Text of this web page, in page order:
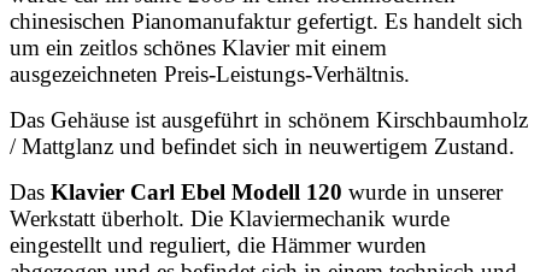
chinesischen Pianomanufaktur gefertigt. Es handelt sich
um ein zeitlos schönes Klavier mit einem
ausgezeichneten Preis-Leistungs-Verhältnis.
Das Gehäuse ist ausgeführt in schönem Kirschbaumholz
/ Mattglanz und befindet sich in neuwertigem Zustand.
Das Klavier Carl Ebel Modell 120 wurde in unserer
Werkstatt überholt. Die Klaviermechanik wurde
eingestellt und reguliert, die Hämmer wurden